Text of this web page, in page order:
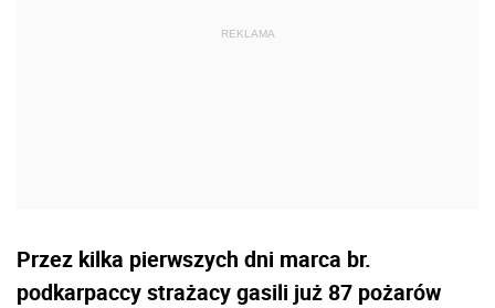
Przez kilka pierwszych dni marca br.
podkarpaccy strażacy gasili już 87 pożarów